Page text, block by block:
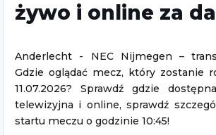
żywo i online za
Anderlecht - NEC Nijmegen –
Gdzie oglądać mecz, który zostanie
11.07.2026? Sprawdź gdzie
telewizyjna i online, sprawdź
startu meczu o godzinie 10:45!